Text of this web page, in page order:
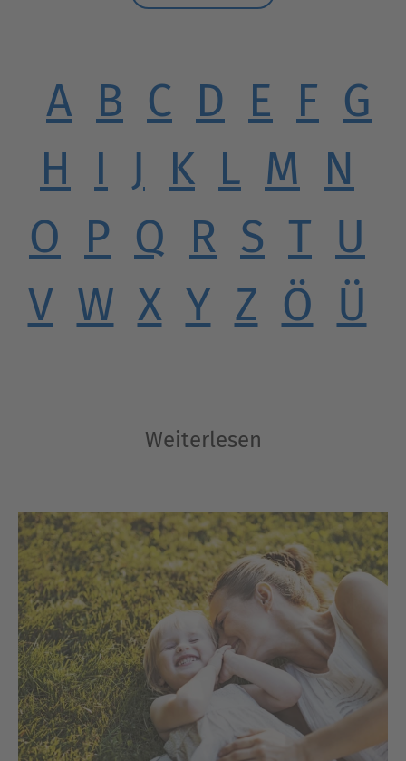
A B C D E F G
H I J K L M N
O P Q R S T U
V W X Y Z Ö Ü
Weiterlesen